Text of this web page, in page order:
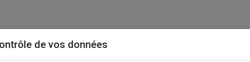
de vos données